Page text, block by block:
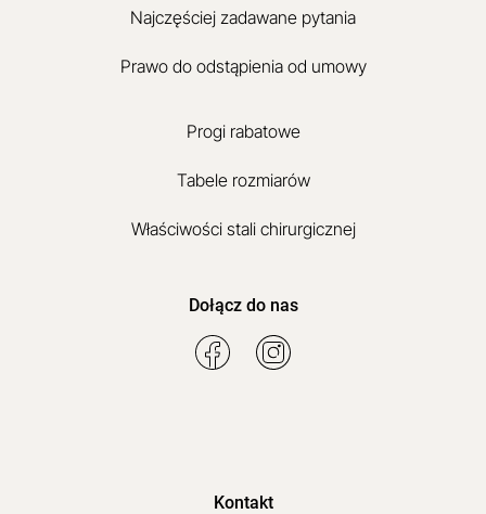
Najczęściej zadawane pytania
Prawo do odstąpienia od umowy
Progi rabatowe
Tabele rozmiarów
Właściwości stali chirurgicznej
Dołącz do nas
Kontakt